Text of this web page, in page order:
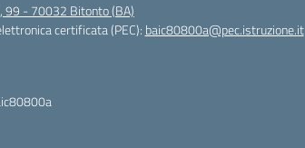
99 - 70032 Bitonto (BA)
certificata (PEC): baic80800a@pec.istruzione.it